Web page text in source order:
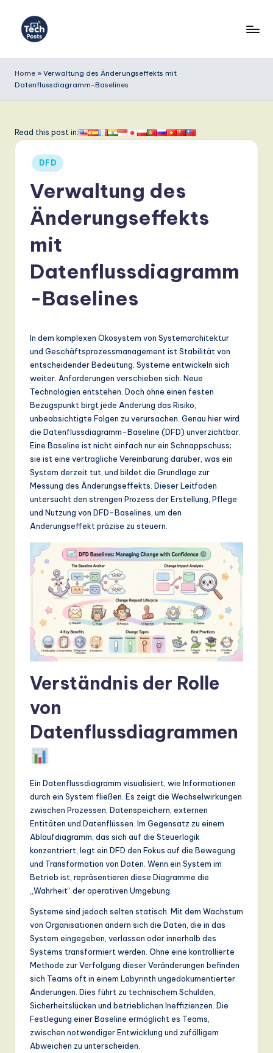
e
c
P
m
L
T
d
A
S
ft
w
d
D
ig
it
In
Home » Verwaltung des Änderungseffekts mit
Datenflussdiagramm-Baselines
Read this post in:
Posted
in
DFD
Verwaltung des
Änderungseffekts
mit
Datenflussdiagramm
-Baselines
In dem komplexen Ökosystem von Systemarchitektur
und Geschäftsprozessmanagement ist Stabilität von
entscheidender Bedeutung. Systeme entwickeln sich
weiter. Anforderungen verschieben sich. Neue
Technologien entstehen. Doch ohne einen festen
Bezugspunkt birgt jede Änderung das Risiko,
unbeabsichtigte Folgen zu verursachen. Genau hier wird
die Datenflussdiagramm-Baseline (DFD) unverzichtbar.
Eine Baseline ist nicht einfach nur ein Schnappschuss;
sie ist eine vertragliche Vereinbarung darüber, was ein
System derzeit tut, und bildet die Grundlage zur
Messung des Änderungseffekts. Dieser Leitfaden
untersucht den strengen Prozess der Erstellung, Pflege
und Nutzung von DFD-Baselines, um den
Änderungseffekt präzise zu steuern.
Verständnis der Rolle
von
Datenflussdiagrammen
Ein Datenflussdiagramm visualisiert, wie Informationen
durch ein System fließen. Es zeigt die Wechselwirkungen
zwischen Prozessen, Datenspeichern, externen
Entitäten und Datenflüssen. Im Gegensatz zu einem
Ablaufdiagramm, das sich auf die Steuerlogik
konzentriert, legt ein DFD den Fokus auf die Bewegung
und Transformation von Daten. Wenn ein System im
Betrieb ist, repräsentieren diese Diagramme die
„Wahrheit“ der operativen Umgebung.
Systeme sind jedoch selten statisch. Mit dem Wachstum
von Organisationen ändern sich die Daten, die in das
System eingegeben, verlassen oder innerhalb des
Systems transformiert werden. Ohne eine kontrollierte
Methode zur Verfolgung dieser Veränderungen befinden
sich Teams oft in einem Labyrinth ungedokumentierter
Änderungen. Dies führt zu technischem Schulden,
Sicherheitslücken und betrieblichen Ineffizienzen. Die
Festlegung einer Baseline ermöglicht es Teams,
zwischen notwendiger Entwicklung und zufälligem
Abweichen zu unterscheiden.